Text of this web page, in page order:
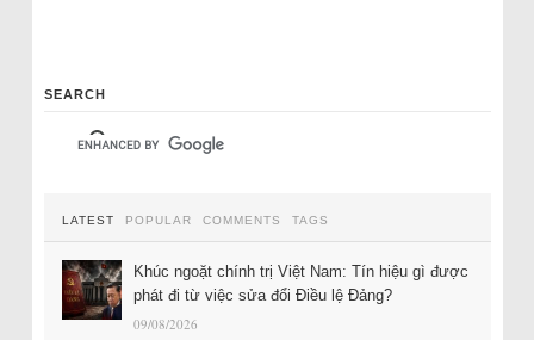
SEARCH
LATEST POPULAR COMMENTS TAGS
Khúc ngoặt chính trị Việt Nam: Tín hiệu gì được
phát đi từ việc sửa đổi Điều lệ Đảng?
09/08/2026